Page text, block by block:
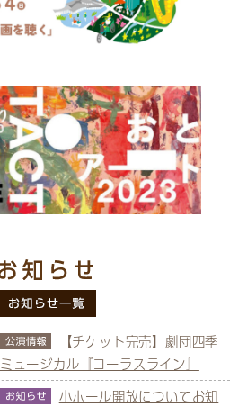
【チケット完売】劇団四季
ミュージカル『コーラスライン』
小ホール開放についてお知